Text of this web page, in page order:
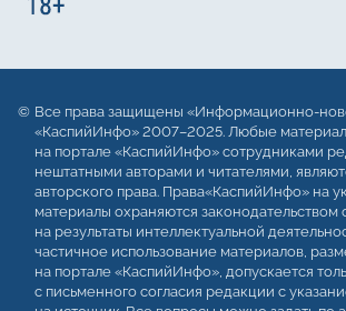
Все права защищены «Информационно-
«КаспийИнфо» 2007–2025. Любые
на портале «КаспийИнфо» сотрудниками
нештатными авторами и читателями,
авторского права. Права«КаспийИнфо» на
материалы охраняются законодательством
на результаты интеллектуальной
частичное использование материалов,
на портале «КаспийИнфо», допускается
с письменного согласия редакции с